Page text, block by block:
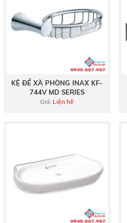
KỆ ĐỂ XÀ PHÒNG INAX KF-
744V MD SERIES
Giá: Liện hệ